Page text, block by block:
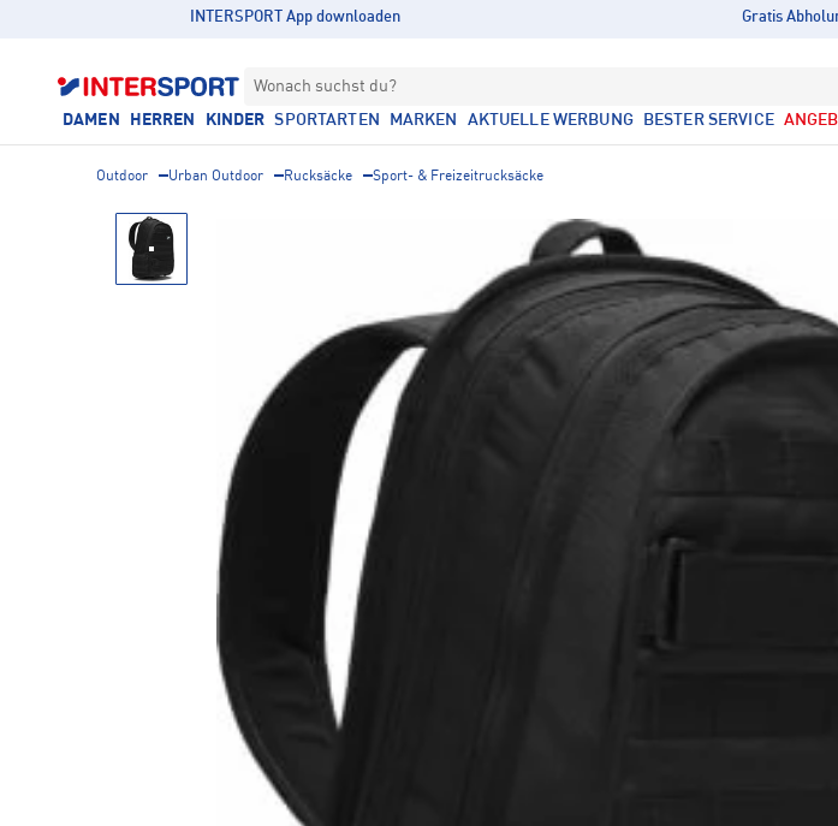
INTERSPORT App downloaden Gratis
Wonach suchst du?
DAMEN HERREN KINDER SPORTARTEN MARKEN AKTUELLE WERBUNG BESTER SERVICE
Outdoor Urban Outdoor Rucksäcke Sport- & Freizeitrucksäcke